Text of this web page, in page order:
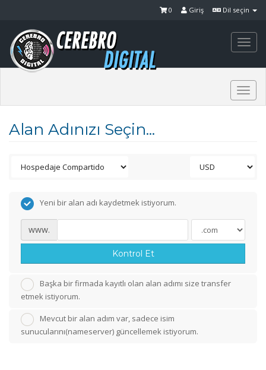
Dil seçin
Giriş
0
Alan Adınızı Seçin...
Yeni bir alan adı kaydetmek istiyorum.
www.
Kontrol Et
Başka bir firmada kayıtlı olan alan adımı size transfer
etmek istiyorum.
Mevcut bir alan adım var, sadece isim
sunucularını(nameserver) güncellemek istiyorum.